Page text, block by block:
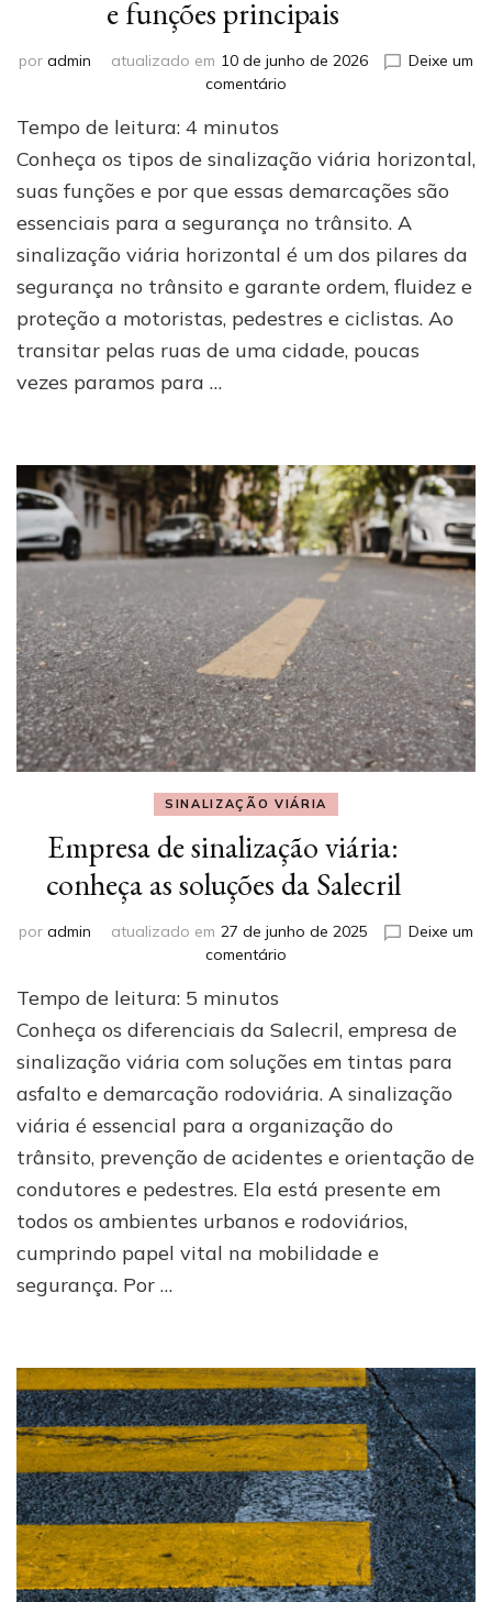
e funções principais
por admin atualizado em 10 de junho de 2026
Deixe um
comentário
horizontal:
tipos
e
funções
principais
Tempo de leitura: 4 minutos
Conheça os tipos de sinalização viária horizontal,
suas funções e por que essas demarcações são
essenciais para a segurança no trânsito. A
sinalização viária horizontal é um dos pilares da
segurança no trânsito e garante ordem, fluidez e
proteção a motoristas, pedestres e ciclistas. Ao
transitar pelas ruas de uma cidade, poucas
vezes paramos para …
SINALIZAÇÃO VIÁRIA
Empresa de sinalização viária:
conheça as soluções da Salecril
por admin atualizado em 27 de junho de 2025
Deixe um
comentário
sinalização
conheça
as
soluções
da
Salecril
Tempo de leitura: 5 minutos
Conheça os diferenciais da Salecril, empresa de
sinalização viária com soluções em tintas para
asfalto e demarcação rodoviária. A sinalização
viária é essencial para a organização do
trânsito, prevenção de acidentes e orientação de
condutores e pedestres. Ela está presente em
todos os ambientes urbanos e rodoviários,
cumprindo papel vital na mobilidade e
segurança. Por …